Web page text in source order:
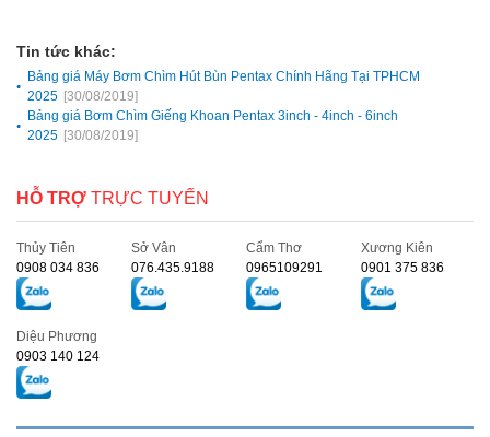
Tin tức khác:
Bảng giá Máy Bơm Chìm Hút Bùn Pentax Chính Hãng Tại TPHCM
2025 [30/08/2019]
Bảng giá Bơm Chìm Giếng Khoan Pentax 3inch - 4inch - 6inch
2025 [30/08/2019]
HỖ TRỢ TRỰC TUYẾN
Thủy Tiên
0908 034 836
Sở Vân
076.435.9188
Cẩm Thơ
0965109291
Xương Kiên
0901 375 836
Diệu Phương
0903 140 124